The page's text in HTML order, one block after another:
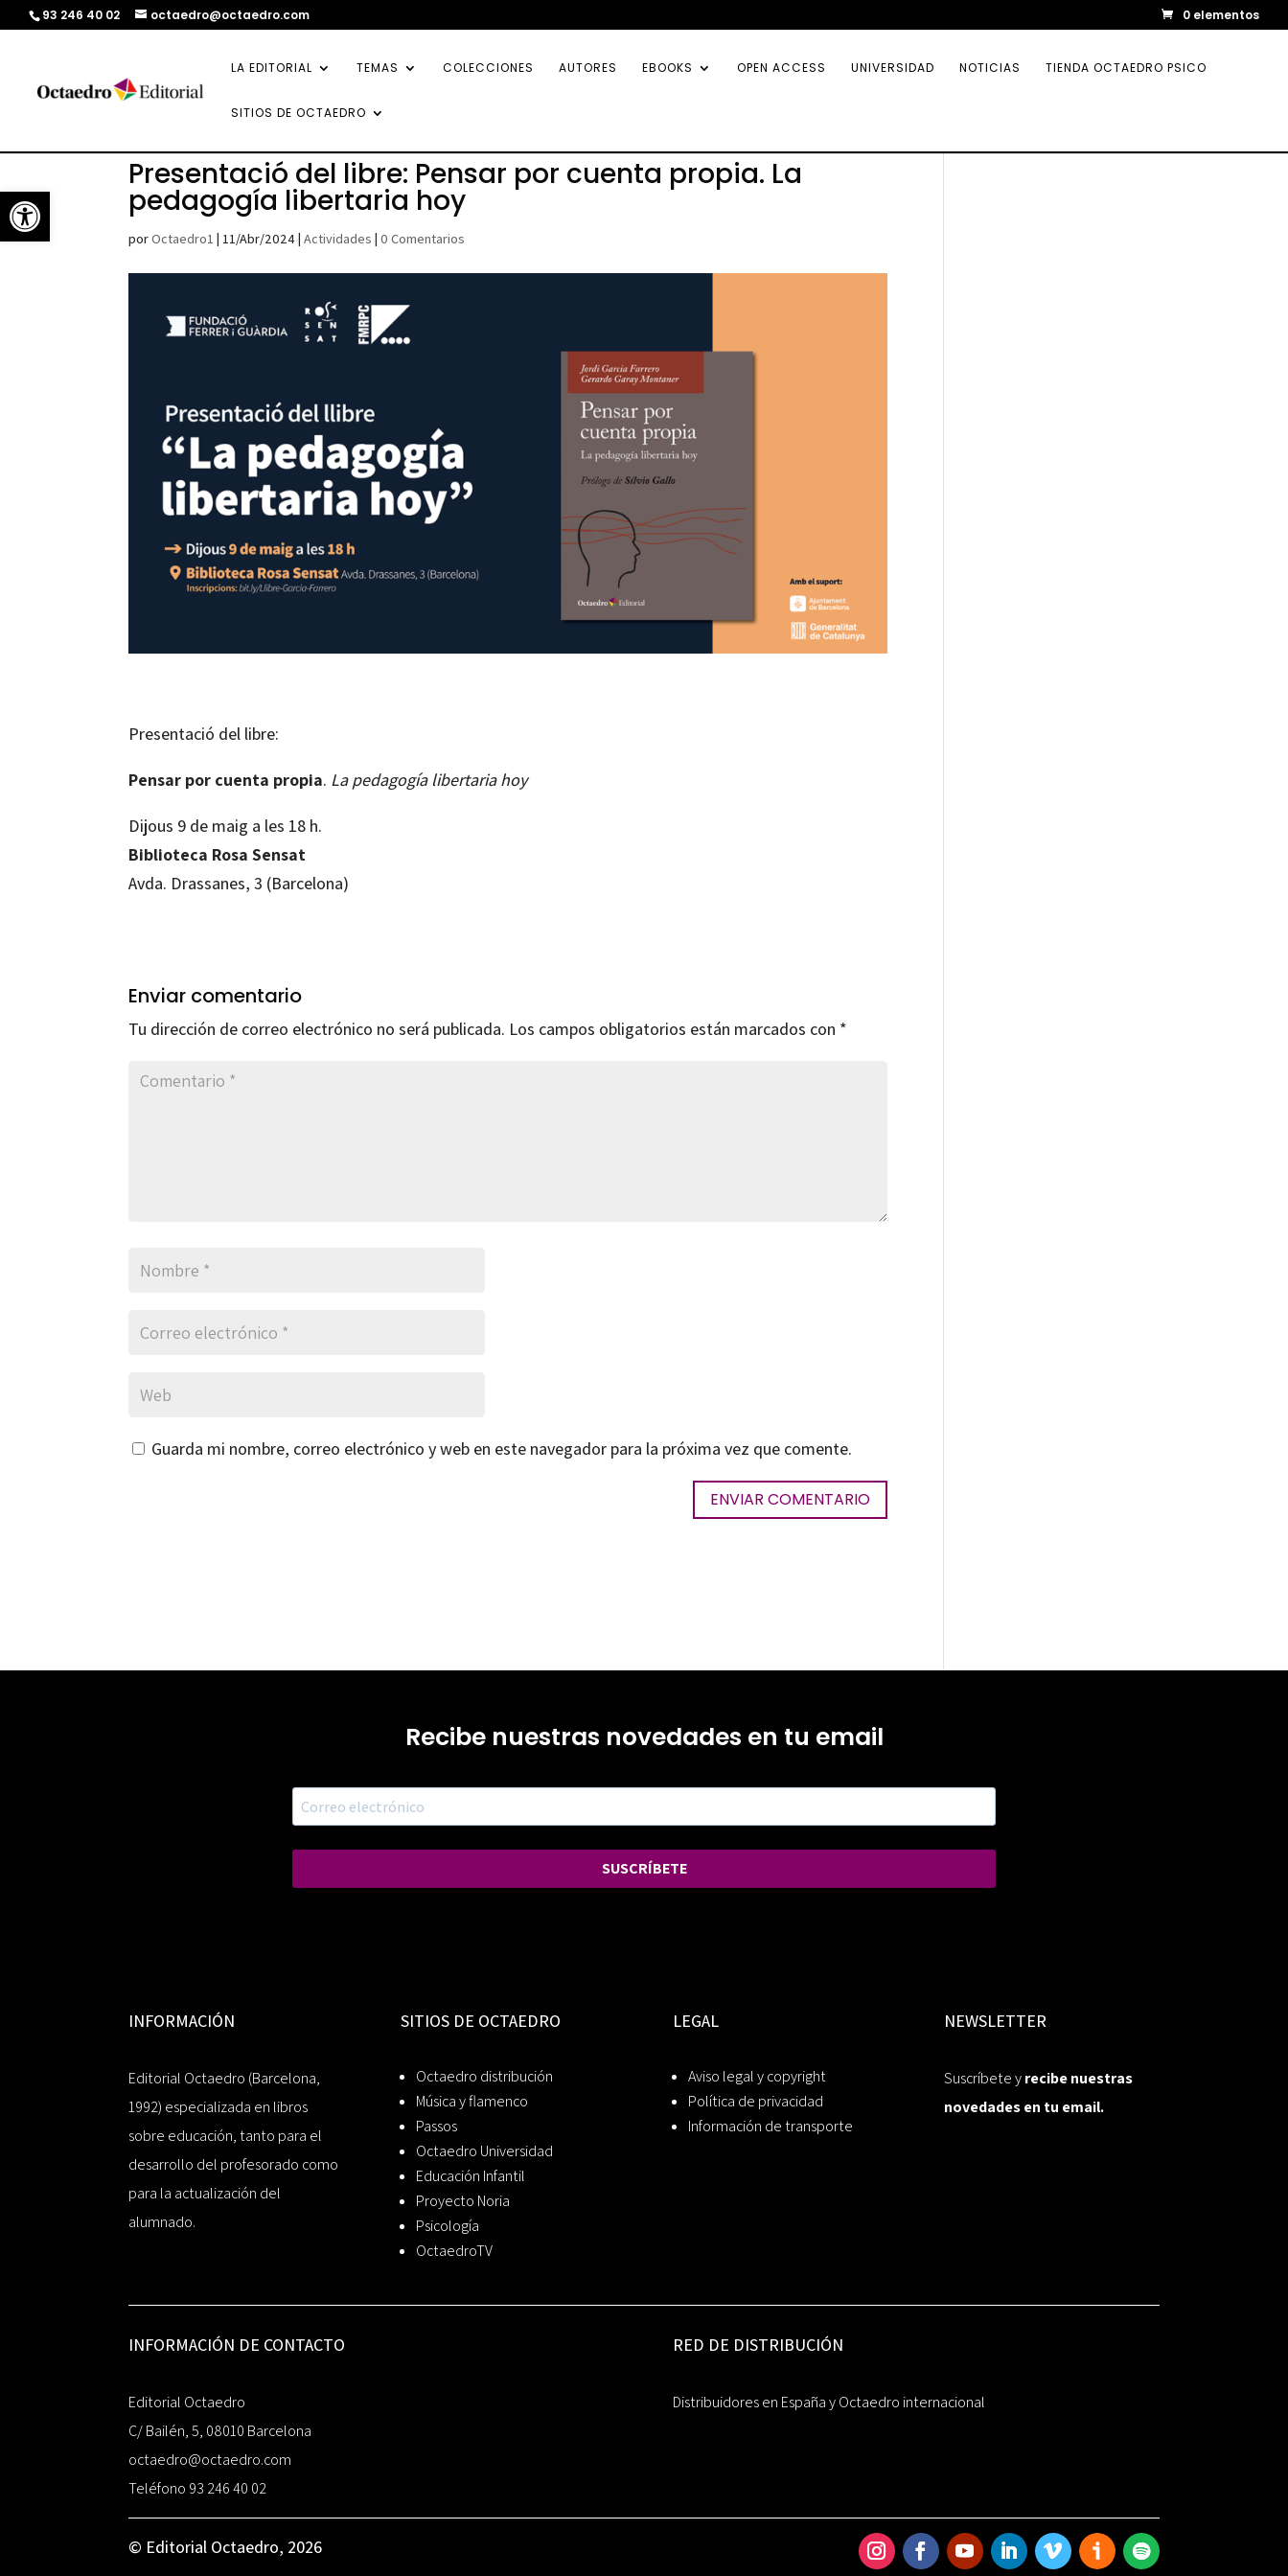
Abrir barra de herramientas
93 246 40 02 octaedro@octaedro.com 0 elementos
LA EDITORIAL TEMAS COLECCIONES AUTORES EBOOKS OPEN ACCESS UNIVERSIDAD NOTICIAS TIENDA OCTAEDRO PSICO
SITIOS DE OCTAEDRO
Presentació del libre: Pensar por cuenta propia. La
pedagogía libertaria hoy
porOctaedro1 | 11/Abr/2024|Actividades |0 Comentarios
Presentació del libre:
Pensar por cuenta propia. La pedagogía libertaria hoy
Dijous 9 de maig a les 18 h.
Biblioteca Rosa Sensat
Avda. Drassanes, 3 (Barcelona)
Enviar comentario
Tu dirección de correo electrónico no será publicada. Los campos obligatorios están marcados con *
Guarda mi nombre, correo electrónico y web en este navegador para la próxima vez que comente.
Recibe nuestras novedades en tu email
SUSCRÍBETE
INFORMACIÓN
Editorial Octaedro (Barcelona,
1992) especializada en libros
sobre educación, tanto para el
desarrollo del profesorado como
para la actualización del
alumnado.
SITIOS DE OCTAEDRO
Octaedro distribución
Música y flamenco
Passos
Octaedro Universidad
Educación Infantil
Proyecto Noria
Psicología
OctaedroTV
LEGAL
Aviso legal y copyright
Política de privacidad
Información de transporte
NEWSLETTER
Suscríbete yrecibe nuestras
novedades en tu email.
INFORMACIÓN DE CONTACTO
Editorial Octaedro
C/ Bailén, 5, 08010 Barcelona
octaedro@octaedro.com
Teléfono 93 246 40 02
RED DE DISTRIBUCIÓN
Distribuidores en España y Octaedro internacional
© Editorial Octaedro, 2026